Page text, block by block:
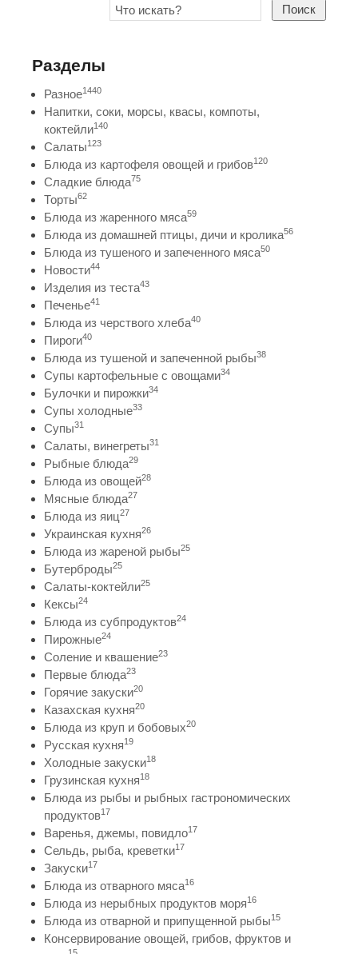
Поиск
Разделы
Разное1440
Напитки, соки, морсы, квасы, компоты,
коктейли140
Салаты123
Блюда из картофеля овощей и грибов120
Сладкие блюда75
Торты62
Блюда из жаренного мяса59
Блюда из домашней птицы, дичи и кролика56
Блюда из тушеного и запеченного мяса50
Новости44
Изделия из теста43
Печенье41
Блюда из черствого хлеба40
Пироги40
Блюда из тушеной и запеченной рыбы38
Супы картофельные с овощами34
Булочки и пирожки34
Супы холодные33
Супы31
Салаты, винегреты31
Рыбные блюда29
Блюда из овощей28
Мясные блюда27
Блюда из яиц27
Украинская кухня26
Блюда из жареной рыбы25
Бутерброды25
Салаты-коктейли25
Кексы24
Блюда из субпродуктов24
Пирожные24
Соление и квашение23
Первые блюда23
Горячие закуски20
Казахская кухня20
Блюда из круп и бобовых20
Русская кухня19
Холодные закуски18
Грузинская кухня18
Блюда из рыбы и рыбных гастрономических
продуктов17
Варенья, джемы, повидло17
Сельдь, рыба, креветки17
Закуски17
Блюда из отварного мяса16
Блюда из нерыбных продуктов моря16
Блюда из отварной и припущенной рыбы15
Консервирование овощей, грибов, фруктов и